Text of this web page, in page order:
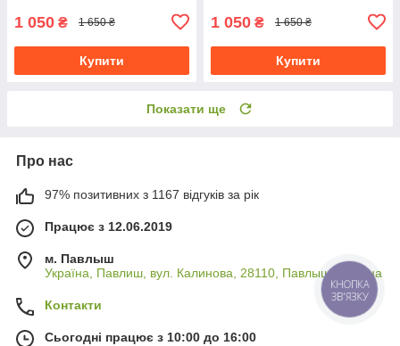
1 050 ₴ 1 650 ₴
Купити
1 050 ₴ 1 650 ₴
Купити
Показати ще
Про нас
97% позитивних з 1167 відгуків за рік
Працює з 12.06.2019
м. Павлыш
Україна, Павлиш, вул. Калинова, 28110, Павлыш, Україна
Контакти
Сьогодні працює з 10:00 до 16:00
КНОПКА
ЗВ'ЯЗКУ